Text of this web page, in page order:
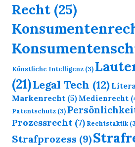
Recht (25)
Künstliche Intelligenz (3)
(21)Legal Tech (12)
Markenrecht (5) Medienrecht
Patentschutz (3)
Prozessrecht (7) Rechtstaktik
Strafprozess (9)